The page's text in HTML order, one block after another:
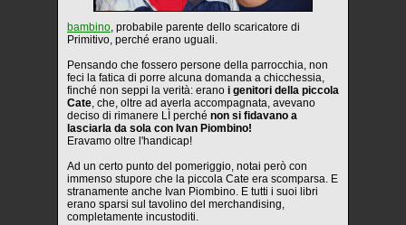
bambino, probabile parente dello scaricatore di
Primitivo, perché erano uguali.
Pensando che fossero persone della parrocchia, non
feci la fatica di porre alcuna domanda a chicchessia,
finché non seppi la verità: erano i genitori della piccola
Cate, che, oltre ad averla accompagnata, avevano
deciso di rimanere LÌ perché non si fidavano a
lasciarla da sola con Ivan Piombino!
Eravamo oltre l'handicap!
Ad un certo punto del pomeriggio, notai però con
immenso stupore che la piccola Cate era scomparsa. E
stranamente anche Ivan Piombino. E tutti i suoi libri
erano sparsi sul tavolino del merchandising,
completamente incustoditi.